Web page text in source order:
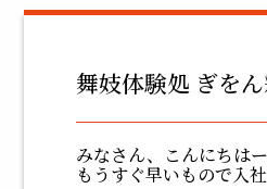
舞妓体験処 ぎを
みなさん、こんにちは
もうすぐ早いもので入